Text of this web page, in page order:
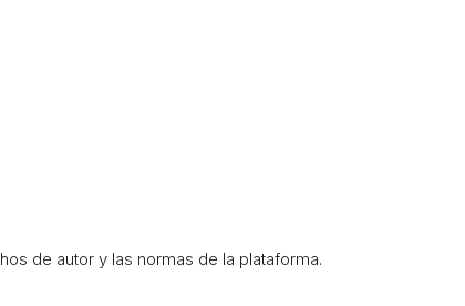
de autor y las normas de la plataforma.